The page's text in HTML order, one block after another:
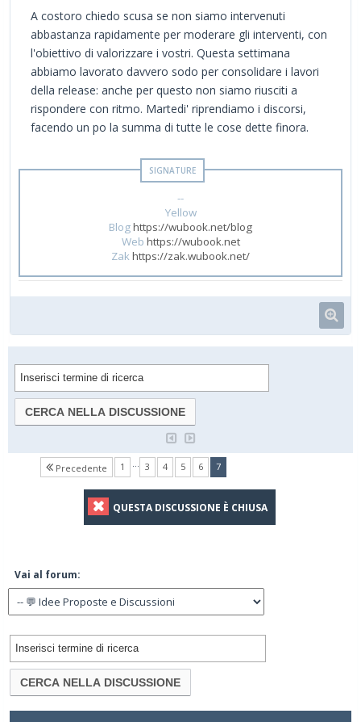
A costoro chiedo scusa se non siamo intervenuti
abbastanza rapidamente per moderare gli interventi, con
l'obiettivo di valorizzare i vostri. Questa settimana
abbiamo lavorato davvero sodo per consolidare i lavori
della release: anche per questo non siamo riusciti a
rispondere con ritmo. Martedi' riprendiamo i discorsi,
facendo un po la summa di tutte le cose dette finora.
--
Yellow
Bloghttps://wubook.net/blog
Web https://wubook.net
Zakhttps://zak.wubook.net/
Precedente 1 … 3 4 5 6 7(current)
QUESTA DISCUSSIONE È CHIUSA
Vai al forum: